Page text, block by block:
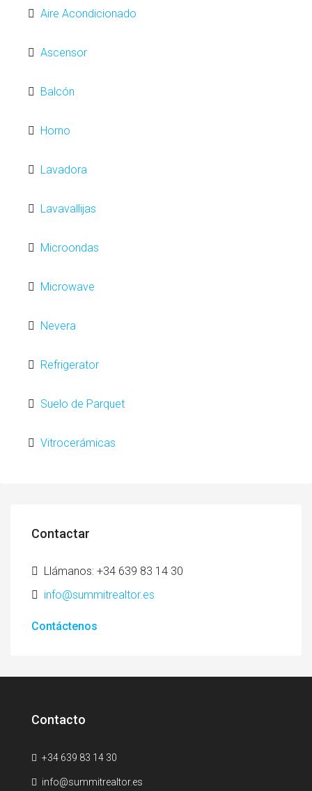
Aire Acondicionado
Ascensor
Balcón
Horno
Lavadora
Lavavallijas
Microondas
Microwave
Nevera
Refrigerator
Suelo de Parquet
Vitrocerámicas
Contactar
Llámanos: +34 639 83 14 30
info@summitrealtor.es
Contáctenos
Contacto
+34 639 83 14 30
info@summitrealtor.es